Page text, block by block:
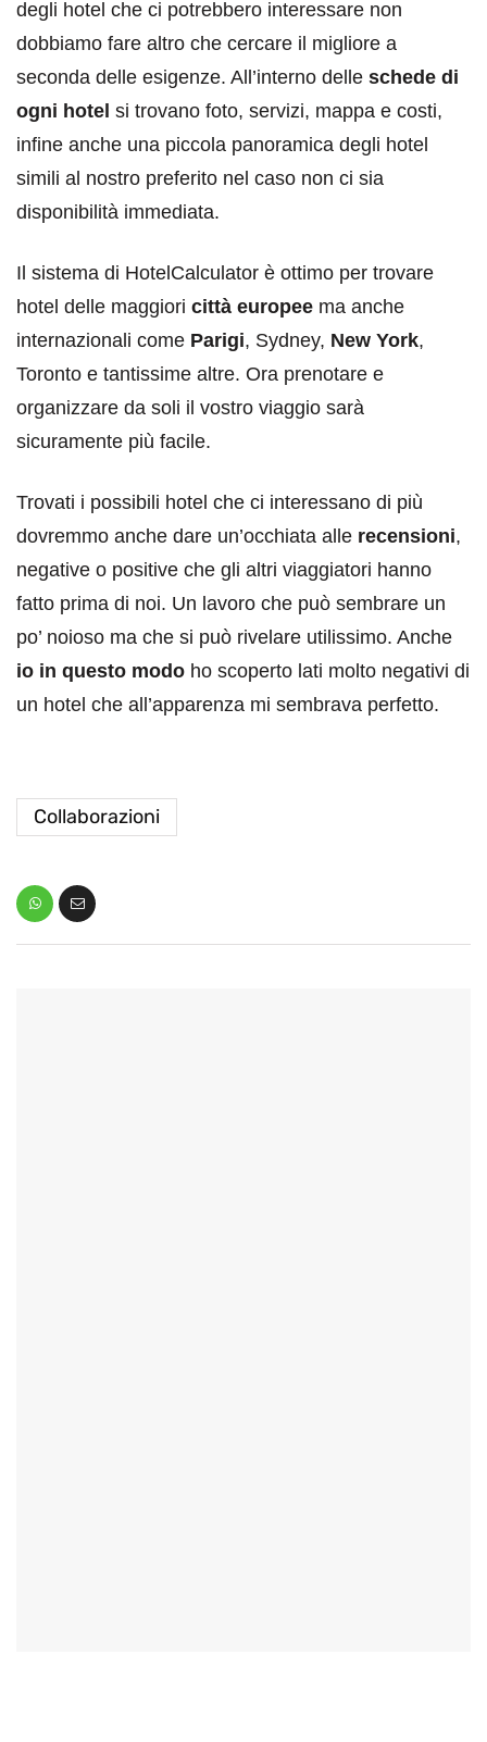
degli hotel che ci potrebbero interessare non
dobbiamo fare altro che cercare il migliore a
seconda delle esigenze. All’interno delle schede di
ogni hotel si trovano foto, servizi, mappa e costi,
infine anche una piccola panoramica degli hotel
simili al nostro preferito nel caso non ci sia
disponibilità immediata.
Il sistema di HotelCalculator è ottimo per trovare
hotel delle maggiori città europee ma anche
internazionali come Parigi, Sydney, New York,
Toronto e tantissime altre. Ora prenotare e
organizzare da soli il vostro viaggio sarà
sicuramente più facile.
Trovati i possibili hotel che ci interessano di più
dovremmo anche dare un’occhiata alle recensioni,
negative o positive che gli altri viaggiatori hanno
fatto prima di noi. Un lavoro che può sembrare un
po’ noioso ma che si può rivelare utilissimo. Anche
io in questo modo ho scoperto lati molto negativi di
un hotel che all’apparenza mi sembrava perfetto.
Collaborazioni